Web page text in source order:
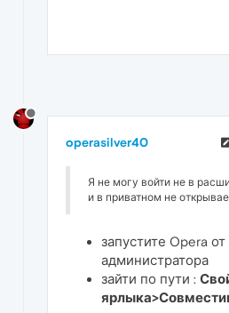
operasilver40
Я не могу войти не в
и в приватном не
запустите Opera
администратора
зайти по пути :